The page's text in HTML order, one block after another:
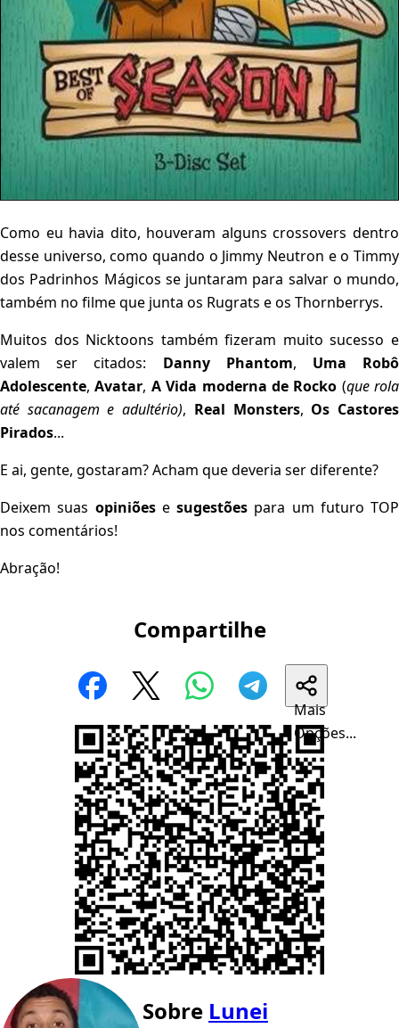
Como eu havia dito, houveram alguns crossovers dentro
desse universo, como quando o Jimmy Neutron e o Timmy
dos Padrinhos Mágicos se juntaram para salvar o mundo,
também no filme que junta os Rugrats e os Thornberrys.
Muitos dos Nicktoons também fizeram muito sucesso e
valem ser citados: Danny Phantom, Uma Robô
Adolescente,Avatar, A Vida moderna de Rocko (que rola
até sacanagem e adultério), Real Monsters, Os Castores
Pirados...
E ai, gente, gostaram? Acham que deveria ser diferente?
Deixem suas opiniõese sugestões para um futuro TOP
nos comentários!
Abração!
Compartilhe
Mais
Opções...
Sobre Lunei